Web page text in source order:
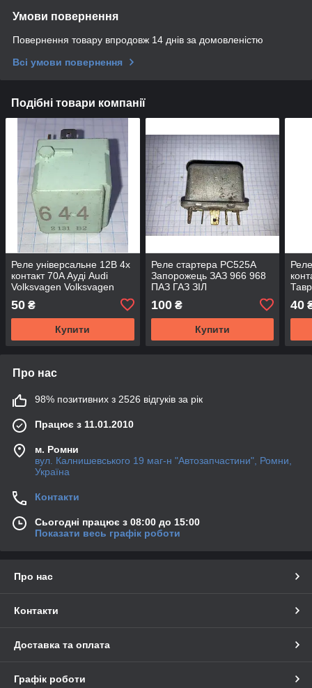
Умови повернення
Повернення товару впродовж 14 днів за домовленістю
Всі умови повернення
Подібні товари компанії
Реле універсальне 12В 4х
контакт 70A Ауді Audi
Volksvagen Volksvagen
50 ₴
Купити
Реле стартера РС525А
Запорожець ЗАЗ 966 968
ПАЗ ГАЗ ЗІЛ
100₴
Купити
40
Про нас
98% позитивних з 2526 відгуків за рік
Працює з 11.01.2010
м. Ромни
вул. Калнишевського 19 маг-н "Автозапчастини", Ромни,
Україна
Контакти
Сьогодні працює з 08:00 до 15:00
Показати весь графік роботи
Про нас
Контакти
Доставка та оплата
Графік роботи